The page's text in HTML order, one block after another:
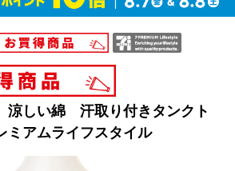
しい綿 汗取り付きタンクト
ミアムライフスタイル